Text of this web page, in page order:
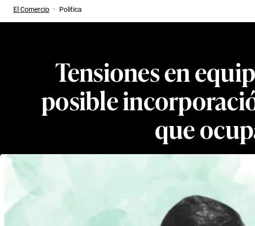
El Comercio · Politica
Tensiones en
posible
que